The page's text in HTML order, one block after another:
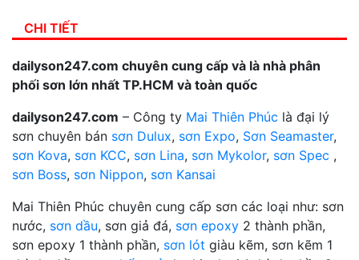
CHI TIẾT
dailyson247.com chuyên cung cấp và là nhà phân
phối sơn lớn nhất TP.HCM và toàn quốc
dailyson247.com – Công ty Mai Thiên Phúc là đại lý
sơn chuyên bán sơn Dulux, sơn Expo, Sơn Seamaster,
sơn Kova, sơn KCC, sơn Lina, sơn Mykolor, sơn Spec ,
sơn Boss, sơn Nippon, sơn Kansai
Mai Thiên Phúc chuyên cung cấp sơn các loại như: sơn
nước, sơn dầu, sơn giả đá, sơn epoxy 2 thành phần,
sơn epoxy 1 thành phần, sơn lót giàu kẽm, sơn kẽm 1